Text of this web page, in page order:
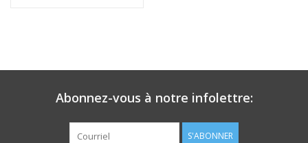
Abonnez-vous à notre infolettre:
S'ABONNER